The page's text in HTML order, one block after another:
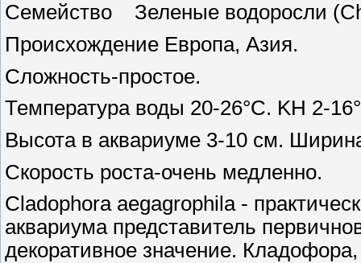
Семейство Зеленые водоросли
Происхождение Европа, Азия.
Сложность-простое.
Температура воды 20-26°С. KH 2-
Высота в аквариуме 3-10 см.
Скорость роста-очень медленно.
Cladophora aegagrophila -
аквариума представитель
декоративное значение.